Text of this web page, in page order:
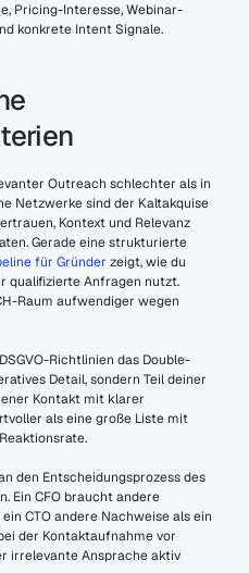
Pricing-Interesse, Webinar-
konkrete Intent Signale.
Outreach schlechter als in
Netzwerke sind der Kaltakquise
Kontext und Relevanz
für Gründer zeigt, wie du
qualifizierte Anfragen nutzt.
Raum aufwendiger wegen
Richtlinien das Double-
Detail, sondern Teil deiner
Kontakt mit klarer
als eine große Liste mit
den Entscheidungsprozess des
Ein CFO braucht andere
CTO andere Nachweise als ein
der Kontaktaufnahme vor
irrelevante Ansprache aktiv